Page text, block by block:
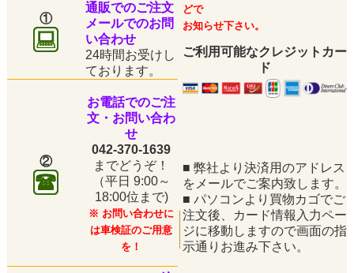
①
通販でのご注文
メールでのお問
い合わせ
24時間お受けし
ております。
どで
お知らせ下さい。
ご利用可能なクレジットカー
ド
②
お電話でのご注
文・お問い合わ
せ
042-370-1639
までどうぞ！
（平日 9:00～
18:00位まで)
※ お問い合わせに
は車検証のご用意
を！
■ 弊社より決済用のアドレス
をメールでご案内致します。
■ パソコンより買物カゴでご
注文後、カード情報入力ペー
ジに移動しますので画面の指
示通りお進み下さい。